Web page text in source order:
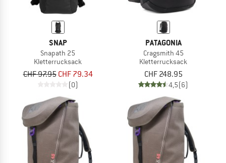
SNAP
Snapath 25
Kletterrucksack
CHF 97.95 CHF 79.34
(0)
PATAGONIA
Cragsmith 45
Kletterrucksack
CHF 248.95
4,5(6)